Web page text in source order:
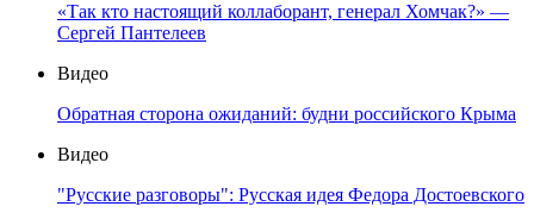
«Так кто настоящий коллаборант, генерал Хомчак?» —
Сергей Пантелеев
Видео
Обратная сторона ожиданий: будни российского Крыма
Видео
"Русские разговоры": Русская идея Федора Достоевского